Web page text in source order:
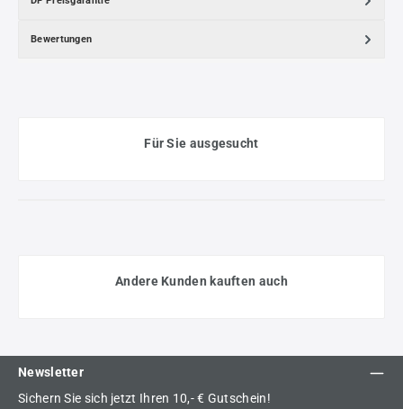
Bewertungen
Für Sie ausgesucht
Andere Kunden kauften auch
Newsletter
Sichern Sie sich jetzt Ihren 10,- € Gutschein!